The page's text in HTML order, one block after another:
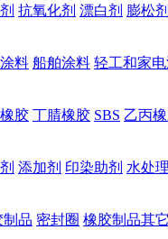
抗氧化剂 漂白剂 膨松剂
料 船舶涂料 轻工和家
胶 丁腈橡胶 SBS 乙丙
添加剂 印染助剂 水处
制品 密封圈 橡胶制品其它